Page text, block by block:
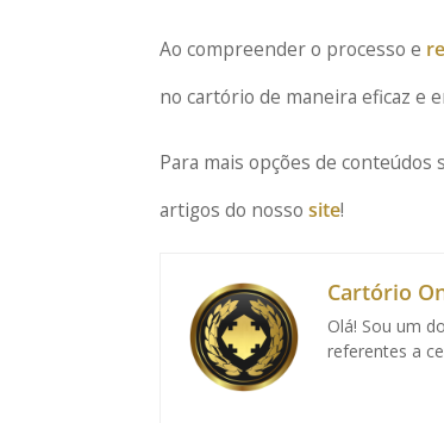
Ao compreender o processo e
no cartório de maneira eficaz e
Para mais opções de
artigos do nossosite!
Cartório
Olá! Sou um
referentes a